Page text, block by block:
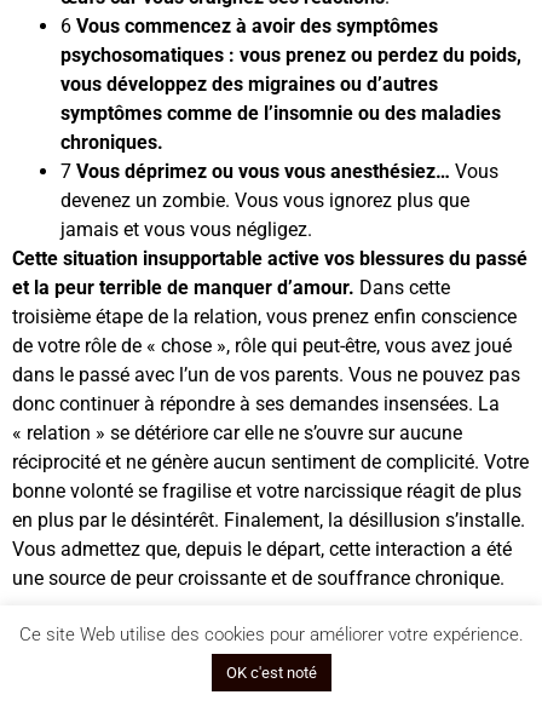
6 Vous commencez à avoir des symptômes
psychosomatiques : vous prenez ou perdez du poids,
vous développez des migraines ou d’autres
symptômes comme de l’insomnie ou des maladies
chroniques.
7 Vous déprimez ou vous vous anesthésiez… Vous
devenez un zombie. Vous vous ignorez plus que
jamais et vous vous négligez.
Cette situation insupportable active vos blessures du passé
et la peur terrible de manquer d’amour. Dans cette
troisième étape de la relation, vous prenez enfin conscience
de votre rôle de « chose », rôle qui peut-être, vous avez joué
dans le passé avec l’un de vos parents. Vous ne pouvez pas
donc continuer à répondre à ses demandes insensées. La
« relation » se détériore car elle ne s’ouvre sur aucune
réciprocité et ne génère aucun sentiment de complicité. Votre
bonne volonté se fragilise et votre narcissique réagit de plus
en plus par le désintérêt. Finalement, la désillusion s’installe.
Vous admettez que, depuis le départ, cette interaction a été
une source de peur croissante et de souffrance chronique.
Quatrième phase : Destruction
du fantasme partagé
Ce site Web utilise des cookies pour améliorer votre expérience.
OK c'est noté